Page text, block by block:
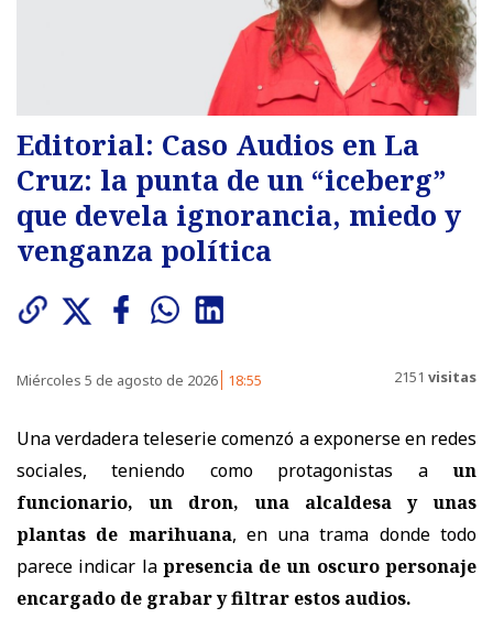
Editorial: Caso Audios en La
Cruz: la punta de un “iceberg”
que devela ignorancia, miedo y
venganza política
Miércoles 5 de agosto de 2026 18:55 2151 visitas
Una verdadera teleserie comenzó a exponerse en redes
sociales, teniendo como protagonistas a un
funcionario, un dron, una alcaldesa y unas
plantas de marihuana, en una trama donde todo
parece indicar la presencia de un oscuro personaje
encargado de grabar y filtrar estos audios.